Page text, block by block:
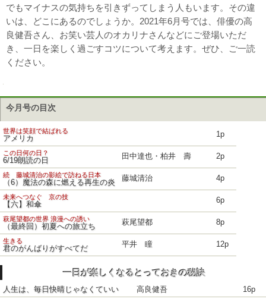
でもマイナスの気持ちを引きずってしまう人もいます。その違
いは、どこにあるのでしょうか。2021年6月号では、俳優の高
良健吾さん、お笑い芸人のオカリナさんなどにご登場いただ
き、一日を楽しく過ごすコツについて考えます。ぜひ、ご一読
ください。
今月号の目次
世界は笑顔で結ばれる
アメリカ 1p
この日何の日？
6/19朗読の日 田中達也・柏井 壽 2p
続 藤城清治の影絵で訪ねる日本
（6）魔法の森に燃える再生の炎 藤城清治 4p
未来へつなぐ 京の技
【六】和傘 6p
萩尾望都の世界 浪漫への誘い
（最終回）初夏への旅立ち 萩尾望都 8p
生きる
君のがんばりがすべてだ 平井 瞳 12p
一日が楽しくなるとっておきの秘訣
人生は、毎日快晴じゃなくていい 高良健吾
16p